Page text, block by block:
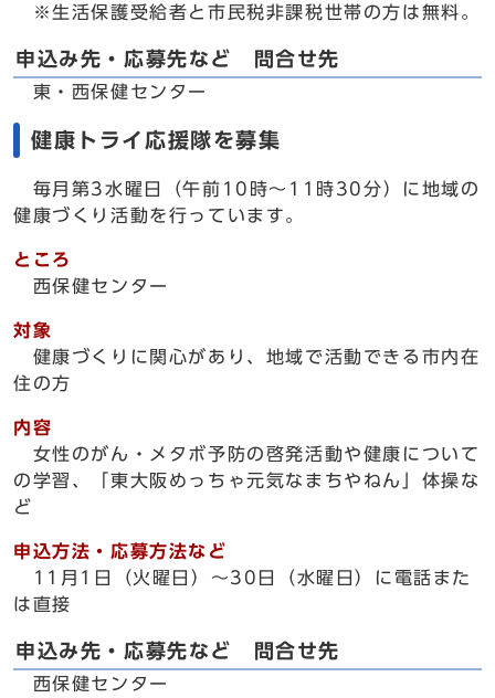
※生活保護受給者と市民税非課税世帯の方は無料。
申込み先・応募先など 問合せ先
東・西保健センター
健康トライ応援隊を募集
毎月第3水曜日（午前10時～11時30分）に地域の
健康づくり活動を行っています。
ところ
西保健センター
対象
健康づくりに関心があり、地域で活動できる市内在
住の方
内容
女性のがん・メタボ予防の啓発活動や健康について
の学習、「東大阪めっちゃ元気なまちやねん」体操な
ど
申込方法・応募方法など
11月1日（火曜日）～30日（水曜日）に電話また
は直接
申込み先・応募先など 問合せ先
西保健センター